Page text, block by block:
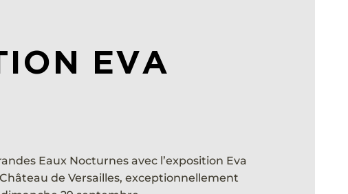
EVA
Eaux Nocturnes avec l’exposition Eva
de Versailles, exceptionnellement